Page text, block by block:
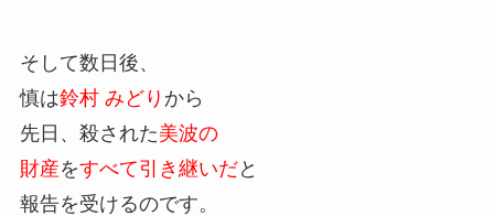
そして数日後、
慎は鈴村 みどり から
先日、殺された美波の
財産をすべて引き継いだと
報告を受けるのです。